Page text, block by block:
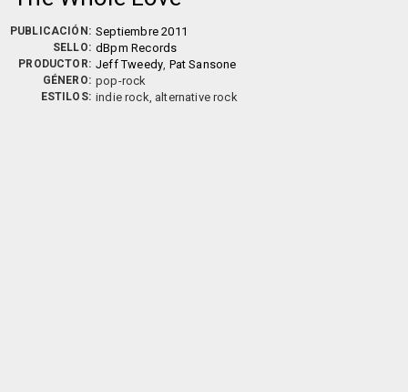
PUBLICACIÓN: Septiembre 2011
SELLO: dBpm Records
PRODUCTOR: Jeff Tweedy Pat Sansone
GÉNERO: pop-rock
ESTILOS: indie rock, alternative rock